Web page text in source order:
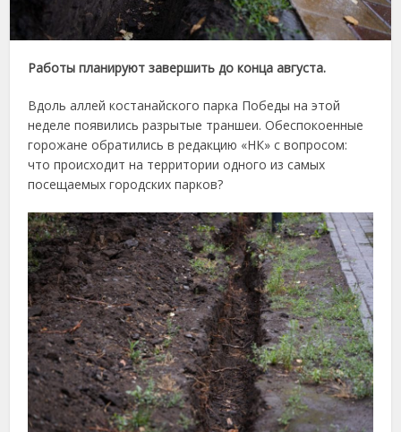
Работы планируют завершить до конца августа.
Вдоль аллей костанайского парка Победы на этой
неделе появились разрытые траншеи. Обеспокоенные
горожане обратились в редакцию «НК» с вопросом:
что происходит на территории одного из самых
посещаемых городских парков?